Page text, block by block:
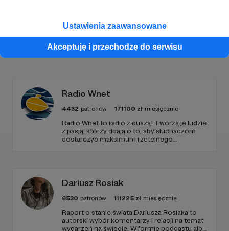
Ustawienia zaawansowane
Akceptuję i przechodzę do serwisu
Promowani autorzy
Radio Wnet
4432 patronów 171100 zł miesięcznie
Radio Wnet to radio z duszą! Tworzą je ludzie
z pasją, którzy dbają o to, aby słuchaczom
dostarczyć maksimum rzetelnego
Dariusz Rosiak
6530 patronów 111225 zł miesięcznie
Raport o stanie świata Dariusza Rosiaka to
autorski wybór komentarzy i relacji na temat
wydarzeń na świecie. W formie podcastu albo